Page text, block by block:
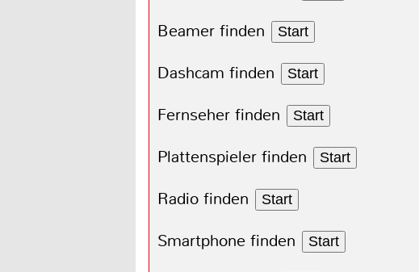
Beamer finden Start
Dashcam finden Start
Fernseher finden Start
Plattenspieler finden Start
Radio finden Start
Smartphone finden Start